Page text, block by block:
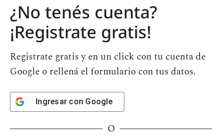
¿No tenés cuenta?
¡Registrate gratis!
Registrate gratis y en un click con tu cuenta de
Google o rellená el formulario con tus datos.
Ingresar con Google
O